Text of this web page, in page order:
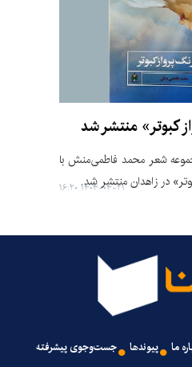
کبوتر» منتشر شد
شعر محمد فاطمی‌منش با
در زاهدان منتشر شد.
۱۴۰۴-۰۴-۲۱ ۱۶:۲۰
ما پیوندها جست‌وجوی پیشرفته